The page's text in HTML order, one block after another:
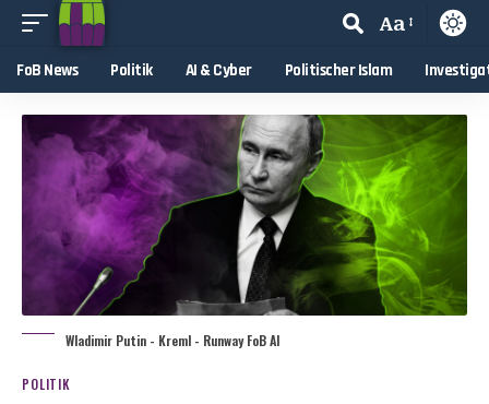
Aa
FoB News Politik AI & Cyber Politischer Islam
Wladimir Putin - Kreml - Runway FoB AI
POLITIK